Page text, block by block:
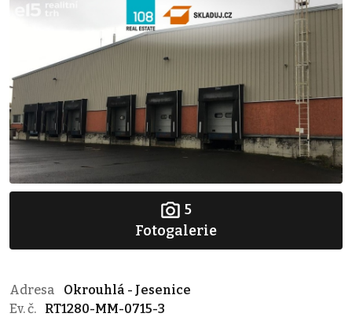
5
Fotogalerie
Adresa
Okrouhlá - Jesenice
Ev. č.
RT1280-MM-0715-3